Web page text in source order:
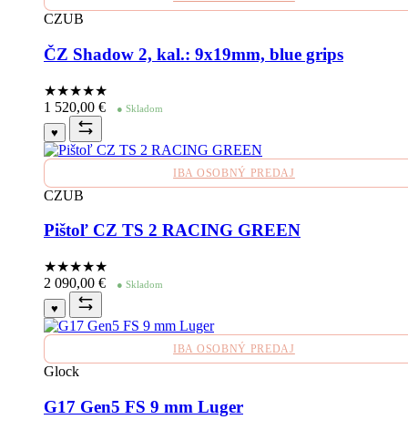
CZUB
ČZ Shadow 2, kal.: 9x19mm, blue grips
★★★★★
1 520,00 € ● Skladom
♥
IBA OSOBNÝ PREDAJ
CZUB
Pištoľ CZ TS 2 RACING GREEN
★★★★★
2 090,00 € ● Skladom
♥
IBA OSOBNÝ PREDAJ
Glock
G17 Gen5 FS 9 mm Luger